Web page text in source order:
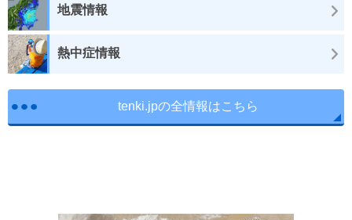
地震情報
熱中症情報
tenki.jpの全情報はこちら